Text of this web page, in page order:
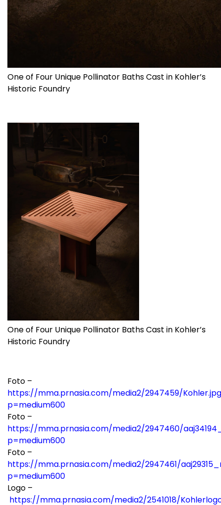
One of Four Unique Pollinator Baths Cast in Kohler’s
Historic Foundry
One of Four Unique Pollinator Baths Cast in Kohler’s
Historic Foundry
Foto –
https://mma.prnasia.com/media2/2947459/
p=medium600
Foto –
https://mma.prnasia.com/media2/2947460/
p=medium600
Foto –
https://mma.prnasia.com/media2/2947461/
p=medium600
Logo –
https://mma.prnasia.com/media2/2541018/